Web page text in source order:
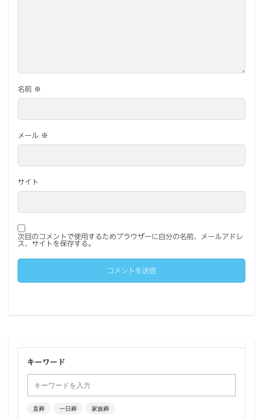
名前 ※
メール ※
サイト
次回のコメントで使用するためブラウザーに自分の名前、メールアドレ
ス、サイトを保存する。
キーワード
直葬 一日葬 家族葬